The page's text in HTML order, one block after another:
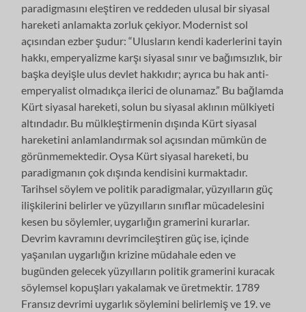
paradigmasını eleştiren ve reddeden ulusal bir siyasal
hareketi anlamakta zorluk çekiyor. Modernist sol
açısından ezber şudur: “Ulusların kendi kaderlerini tayin
hakkı, emperyalizme karşı siyasal sınır ve bağımsızlık, bir
başka deyişle ulus devlet hakkıdır; ayrıca bu hak anti-
emperyalist olmadıkça ilerici de olunamaz.” Bu bağlamda
Kürt siyasal hareketi, solun bu siyasal aklının mülkiyeti
altındadır. Bu mülkleştirmenin dışında Kürt siyasal
hareketini anlamlandırmak sol açısından mümkün de
görünmemektedir. Oysa Kürt siyasal hareketi, bu
paradigmanın çok dışında kendisini kurmaktadır.
Tarihsel söylem ve politik paradigmalar, yüzyılların güç
ilişkilerini belirler ve yüzyılların sınıflar mücadelesini
kesen bu söylemler, uygarlığın gramerini kurarlar.
Devrim kavramını devrimcileştiren güç ise, içinde
yaşanılan uygarlığın krizine müdahale eden ve
bugünden gelecek yüzyılların politik gramerini kuracak
söylemsel kopuşları yakalamak ve üretmektir. 1789
Fransız devrimi uygarlık söylemini belirlemiş ve 19. ve